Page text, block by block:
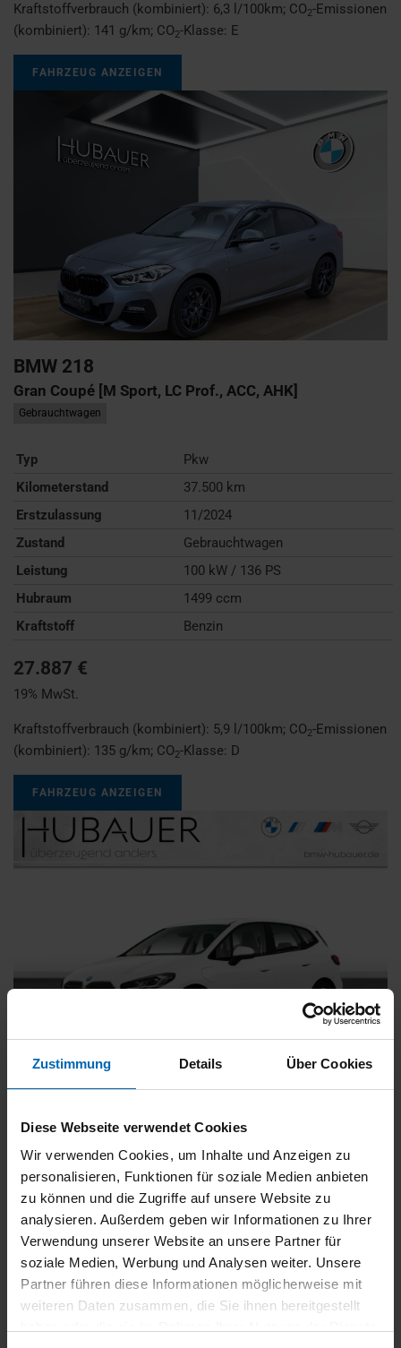
Zustimmung Details Über Cookies
Diese Webseite verwendet Cookies
Wir verwenden Cookies, um Inhalte und Anzeigen zu
personalisieren, Funktionen für soziale Medien anbieten
zu können und die Zugriffe auf unsere Website zu
analysieren. Außerdem geben wir Informationen zu Ihrer
Verwendung unserer Website an unsere Partner für
soziale Medien, Werbung und Analysen weiter. Unsere
Partner führen diese Informationen möglicherweise mit
weiteren Daten zusammen, die Sie ihnen bereitgestellt
Kraftstoffverbrauch (kombiniert): 6,3 l/100km; CO2-Emissionen
(kombiniert): 141 g/km; CO2-Klasse: E
FAHRZEUG ANZEIGEN
BMW 218
Gran Coupé [M Sport, LC Prof., ACC, AHK]
Gebrauchtwagen
Typ
Pkw
Kilometerstand
37.500 km
Erstzulassung
11/2024
Zustand
Gebrauchtwagen
Leistung
100 kW / 136 PS
Hubraum
1499 ccm
Kraftstoff
Benzin
27.887 €
19% MwSt.
Kraftstoffverbrauch (kombiniert): 5,9 l/100km; CO2-Emissionen
(kombiniert): 135 g/km; CO2-Klasse: D
FAHRZEUG ANZEIGEN
BMW 225
Gebrauchtwagen
Typ
Pkw
Kilometerstand
54.750 km
Erstzulassung
05/2023
Zustand
Gebrauchtwagen
Leistung
180 kW / 245 PS